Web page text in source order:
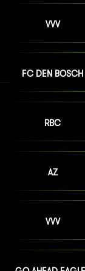
VVV
FC DEN BOSCH
RBC
AZ
VVV